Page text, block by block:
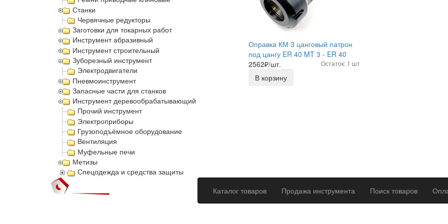
Станки
Червячные редукторы
Заготовки для токарных работ
Инструмент абразивный
Инструмент строительный
Зуборезный инструмент
Электродвигатели
Пневмоинструмент
Запасные части для станков
Инструмент деревообрабатывающий
Прочий инструмент
Электроприборы
Грузоподъёмное оборудование
Вентиляция
Муфельные печи
Метизы
Спецодежда и средства защиты
Оправка КМ 3 цанговый патрон
под цангу ER 40 MT 3 - ER 40
2562₽/шт. Остаток: 1 шт
В корзину
Каталог товаров Продажа инструмента Поиск товаров